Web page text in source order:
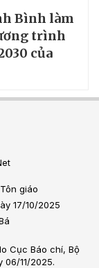
Bình làm
trình
của
giáo
17/10/2025
Cục Báo chí, Bộ
06/11/2025.